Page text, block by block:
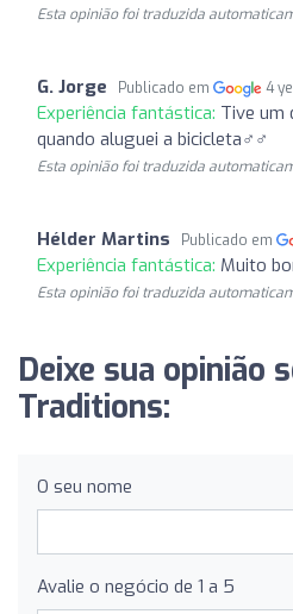
Esta opinião foi traduzida
G. Jorge Publicado em 4
Experiência fantástica: Tive um
quando aluguei a bicicleta‍♂️‍♂️
Esta opinião foi traduzida
Hélder Martins Publicado em
Experiência fantástica: Muito
Esta opinião foi traduzida
Deixe sua opinião
Traditions:
O seu nome
Avalie o negócio de 1 a 5